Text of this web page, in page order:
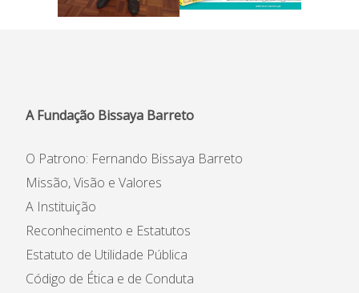
A Fundação Bissaya Barreto
O Patrono: Fernando Bissaya Barreto
Missão, Visão e Valores
A Instituição
Reconhecimento e Estatutos
Estatuto de Utilidade Pública
Código de Ética e de Conduta